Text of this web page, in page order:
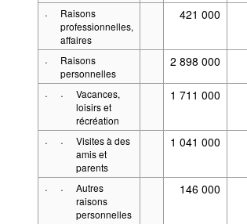
·
Raisons
professionnelles,
affaires
421 000
·
Raisons
personnelles
2 898 000
· ·Vacances,
loisirs et
récréation
1 711 000
· ·Visites à des
amis et
parents
1 041 000
· ·Autres
raisons
personnelles
146 000